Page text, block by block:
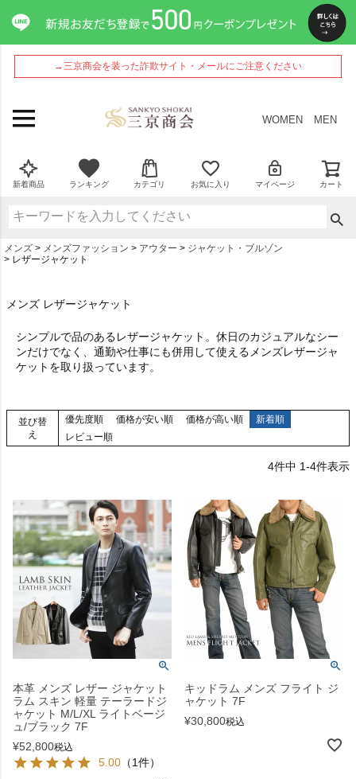
→三京商会を装った詐欺サイト・メールにご注意ください
WOMEN MEN
新着商品 ランキング カテゴリ お気に入り マイページ カート
メンズ メンズファッション アウター
ジャケット・ブルゾン
レザージャケット
メンズ レザージャケット
シンプルで品のあるレザージャケット。休日のカジュアルなシー
ンだけでなく、通勤や仕事にも併用して使えるメンズレザージャ
ケットを取り扱っています。
並び替
え
優先度順 価格が安い順 価格が高い順
新着順
レビュー順
4件中 1-4件表示
本革 メンズ レザー ジャケット
ラム スキン 軽量 テーラードジ
ャケット M/L/XL ライトベージ
ュ/ブラック 7F
¥52,800税込
5.00 （1件）
キッドラム メンズ フライト ジ
ャケット 7F
¥30,800税込